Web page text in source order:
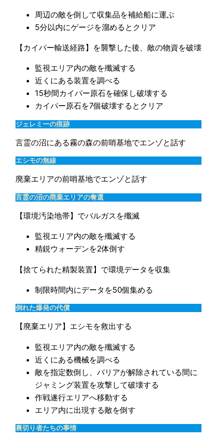
周辺の敵を倒して収集品を補給船に運ぶ
5分以内にゲージを溜めるとクリア
【カイパー輸送経路】を襲撃した後、敵の物資を破壊
監視エリア内の敵を殲滅する
近くにある装置を調べる
15秒間カイパー原石を確保し破壊する
カイパー原石を7個破壊するとクリア
ジェレミーの痕跡
言霊の沼にある霧の森の前哨基地でエンゾと話す
エシモの無線
廃棄エリアの前哨基地でエンゾと話す
言霊の沼の廃棄エリアの奪還
【環境汚染地帯】でバルガスを殲滅
監視エリア内の敵を殲滅する
精鋭ウォーデンを2体倒す
【捨てられた精製装置】で環境データを収集
制限時間内にデータを50個集める
倒れた爆発の代償
【廃棄エリア】エシモを救出する
監視エリア内の敵を殲滅する
近くにある機械を調べる
敵を指定数倒し、バリアが解除されている間に
ジャミング装置を攻撃して破壊する
作戦遂行エリアへ移動する
エリア内に出現する敵を倒す
裏切り者たちの事情